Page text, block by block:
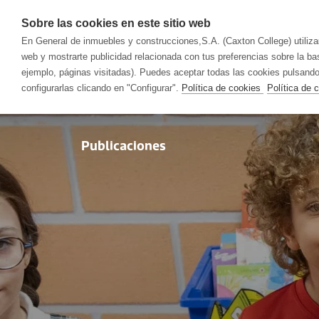
Colegio
Publicaciones
Sobre las cookies en este sitio web
En General de inmuebles y construcciones,S.A. (Caxton College)
web y mostrarte publicidad relacionada con tus preferencias sobre la
ejemplo, páginas visitadas). Puedes aceptar todas las cookies
configurarlas clicando en "Configurar". Política de cookies Política de